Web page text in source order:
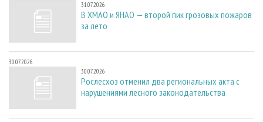
31.07.2026
В ХМАО и ЯНАО — второй пик грозовых пожаров
за лето
30.07.2026
30.07.2026
Рослесхоз отменил два региональных акта с
нарушениями лесного законодательства